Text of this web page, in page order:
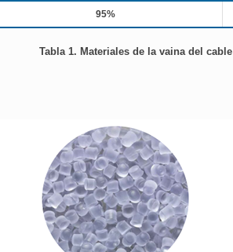
95%
Tabla 1. Materiales de la vaina del cable